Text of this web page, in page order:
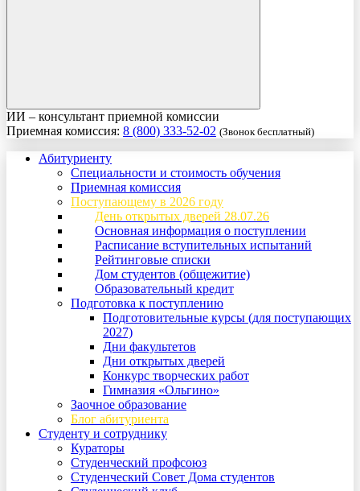
ИИ – консультант приемной комиссии
Приемная комиссия: 8 (800) 333-52-02 (Звонок бесплатный)
Абитуриенту
Специальности и стоимость обучения
Приемная комиссия
Поступающему в 2026 году
День открытых дверей 28.07.26
Основная информация о поступлении
Расписание вступительных испытаний
Рейтинговые списки
Дом студентов (общежитие)
Образовательный кредит
Подготовка к поступлению
Подготовительные курсы (для поступающих
2027)
Дни факультетов
Дни открытых дверей
Конкурс творческих работ
Гимназия «Ольгино»
Заочное образование
Блог абитуриента
Студенту и сотруднику
Кураторы
Студенческий профсоюз
Студенческий Совет Дома студентов